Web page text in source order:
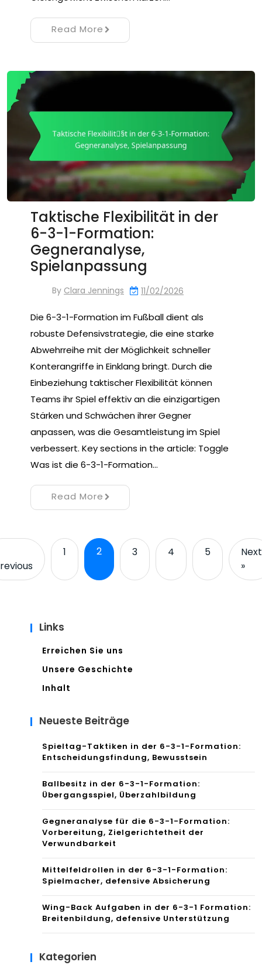
Read More
Taktische Flexibilität in der
6-3-1-Formation:
Gegneranalyse,
Spielanpassung
By Clara Jennings 11/02/2026
Die 6-3-1-Formation im Fußball dient als
robuste Defensivstrategie, die eine starke
Abwehrreihe mit der Möglichkeit schneller
Konterangriffe in Einklang bringt. Durch die
Einbeziehung taktischer Flexibilität können
Teams ihr Spiel effektiv an die einzigartigen
Stärken und Schwächen ihrer Gegner
anpassen, was die Gesamtleistung im Spiel
verbessert. Key sections in the article: Toggle
Was ist die 6-3-1-Formation…
Read More
1 2 3 4 5
Next
»
Links
Erreichen Sie uns
Unsere Geschichte
Inhalt
Neueste Beiträge
Spieltag-Taktiken in der 6-3-1-Formation:
Entscheidungsfindung, Bewusstsein
Ballbesitz in der 6-3-1-Formation:
Übergangsspiel, Überzahlbildung
Gegneranalyse für die 6-3-1-Formation:
Vorbereitung, Zielgerichtetheit der
Verwundbarkeit
Mittelfeldrollen in der 6-3-1-Formation:
Spielmacher, defensive Absicherung
Wing-Back Aufgaben in der 6-3-1 Formation:
Breitenbildung, defensive Unterstützung
Kategorien